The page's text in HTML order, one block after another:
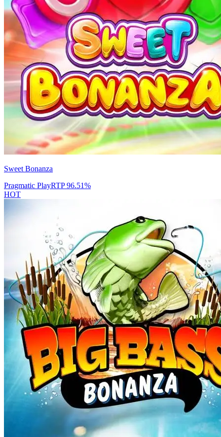
Sweet Bonanza
Pragmatic PlayRTP96.51%
HOT